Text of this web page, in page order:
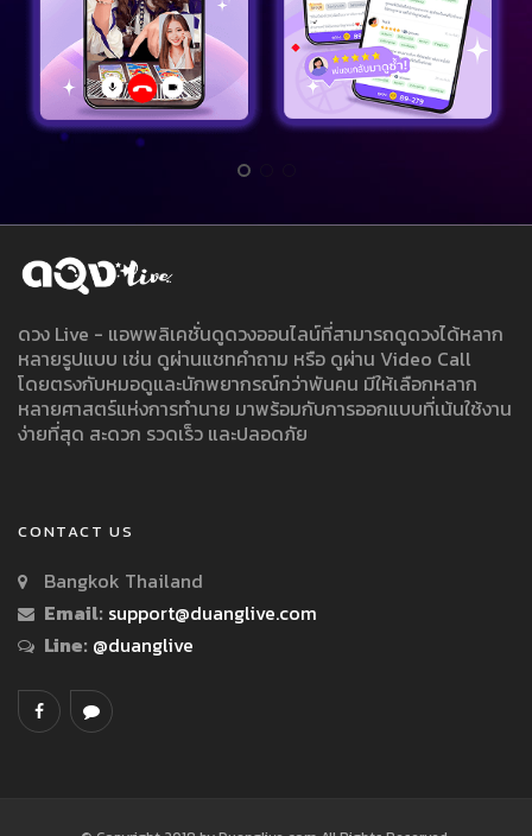
ดวง Live - แอพพลิเคชั่นดูดวงออนไลน์ที่สามารถดูดวงได้หลาก
หลายรูปแบบ เช่น ดูผ่านแชทคำถาม หรือ ดูผ่าน Video Call
โดยตรงกับหมอดูและนักพยากรณ์กว่าพันคน มีให้เลือกหลาก
หลายศาสตร์แห่งการทำนาย มาพร้อมกับการออกแบบที่เน้นใช้งาน
ง่ายที่สุด สะดวก รวดเร็ว และปลอดภัย
CONTACT US
Bangkok Thailand
Email: support@duanglive.com
Line: @duanglive